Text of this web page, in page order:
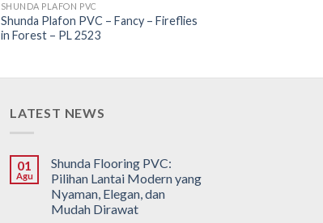
SHUNDA PLAFON PVC
Shunda Plafon PVC – Fancy – Fireflies
in Forest – PL 2523
LATEST NEWS
01
Agu
Shunda Flooring PVC:
Pilihan Lantai Modern yang
Nyaman, Elegan, dan
Mudah Dirawat